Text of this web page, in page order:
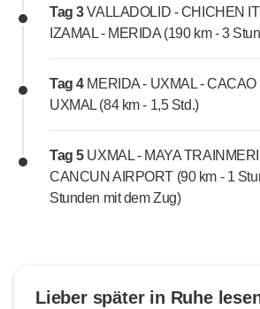
Tag 3VALLADOLID - CHICHEN
IZAMAL - MERIDA (190 km - 3
Tag 4 MERIDA - UXMAL -
UXMAL (84 km - 1,5 Std.)
Tag 5 UXMAL - MAYA
CANCUN AIRPORT (90 km - 1
Stunden mit dem Zug)
Lieber später in Ruhe